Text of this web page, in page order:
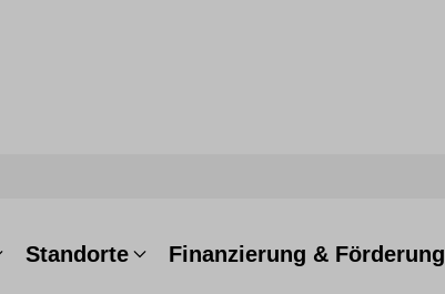
Standorte Finanzierung & Förderung